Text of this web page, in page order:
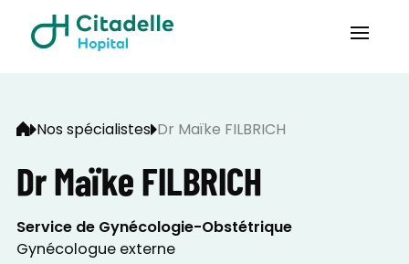
Nos spécialistes Dr Maïke FILBRICH
Dr Maïke FILBRICH
Service de Gynécologie-Obstétrique
Gynécologue externe